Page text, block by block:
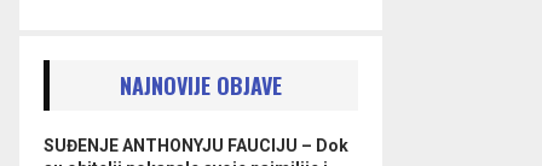
NAJNOVIJE OBJAVE
SUĐENJE ANTHONYJU FAUCIJU – Dok